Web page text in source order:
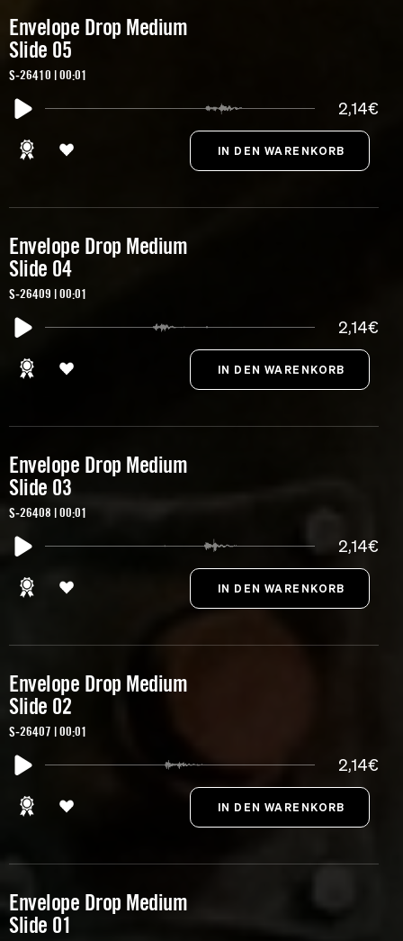
Envelope Drop Medium
Slide 05
S-26410 | 00:01
2,14€
Envelope Drop Medium
Slide 04
S-26409 | 00:01
2,14€
Envelope Drop Medium
Slide 03
S-26408 | 00:01
2,14€
Envelope Drop Medium
Slide 02
S-26407 | 00:01
2,14€
Envelope Drop Medium
Slide 01